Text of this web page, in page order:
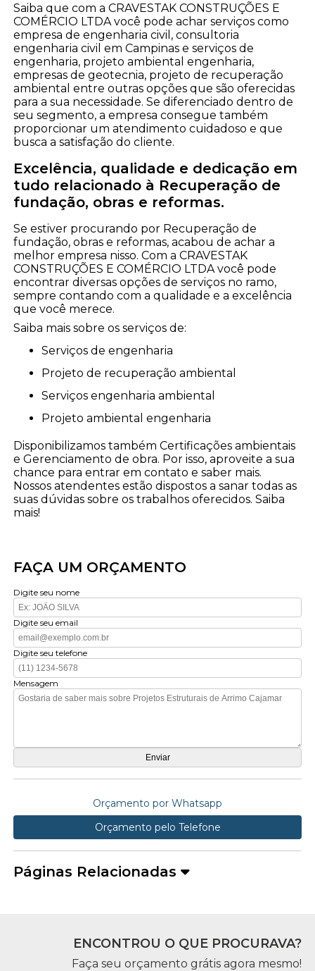
Saiba que com a CRAVESTAK CONSTRUÇÕES E
COMÉRCIO LTDA você pode achar serviços como
empresa de engenharia civil, consultoria
engenharia civil em Campinas e serviços de
engenharia, projeto ambiental engenharia,
empresas de geotecnia, projeto de recuperação
ambiental entre outras opções que são oferecidas
para a sua necessidade. Se diferenciado dentro de
seu segmento, a empresa consegue também
proporcionar um atendimento cuidadoso e que
busca a satisfação do cliente.
Excelência, qualidade e dedicação em
tudo relacionado à Recuperação de
fundação, obras e reformas.
Se estiver procurando por Recuperação de
fundação, obras e reformas, acabou de achar a
melhor empresa nisso. Com a CRAVESTAK
CONSTRUÇÕES E COMÉRCIO LTDA você pode
encontrar diversas opções de serviços no ramo,
sempre contando com a qualidade e a excelência
que você merece.
Saiba mais sobre os serviços de:
serviços de engenharia
projeto de recuperação ambiental
serviços engenharia ambiental
projeto ambiental engenharia
Disponibilizamos também Certificações ambientais
e Gerenciamento de obra. Por isso, aproveite a sua
chance para entrar em contato e saber mais.
Nossos atendentes estão dispostos a sanar todas as
suas dúvidas sobre os trabalhos oferecidos. Saiba
mais!
FAÇA UM ORÇAMENTO
Digite seu nome
Digite seu email
Digite seu telefone
Mensagem
Orçamento por Whatsapp
Orçamento pelo Telefone
Páginas Relacionadas
ENCONTROU O QUE PROCURAVA?
Faça seu orçamento grátis agora mesmo!